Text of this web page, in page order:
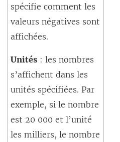
spécifie comment les
valeurs négatives sont
affichées.
Unités : les nombres
s’affichent dans les
unités spécifiées. Par
exemple, si le nombre
est 20 000 et l’unité
les milliers, le nombre